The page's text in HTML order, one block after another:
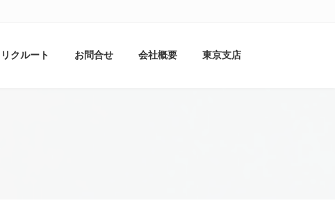
リクルート お問合せ 会社概要 東京支店